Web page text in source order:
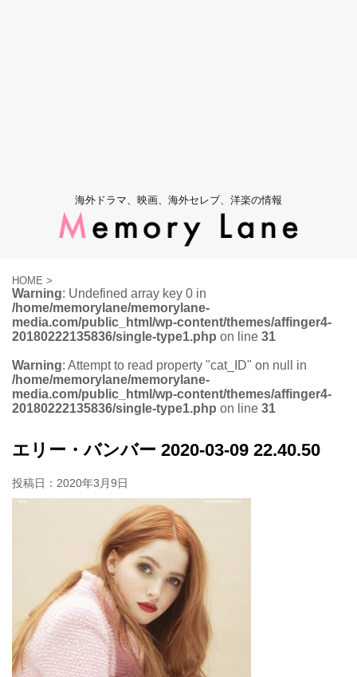
海外ドラマ、映画、海外セレブ、洋楽の情報
HOME >
Warning: Undefined array key 0 in
/home/memorylane/memorylane-
media.com/public_html/wp-content/themes/affinger4-
20180222135836/single-type1.php on line 31
Warning: Attempt to read property "cat_ID" on null in
/home/memorylane/memorylane-
media.com/public_html/wp-content/themes/affinger4-
20180222135836/single-type1.php on line 31
エリー・バンバー 2020-03-09 22.40.50
投稿日： 2020年3月9日